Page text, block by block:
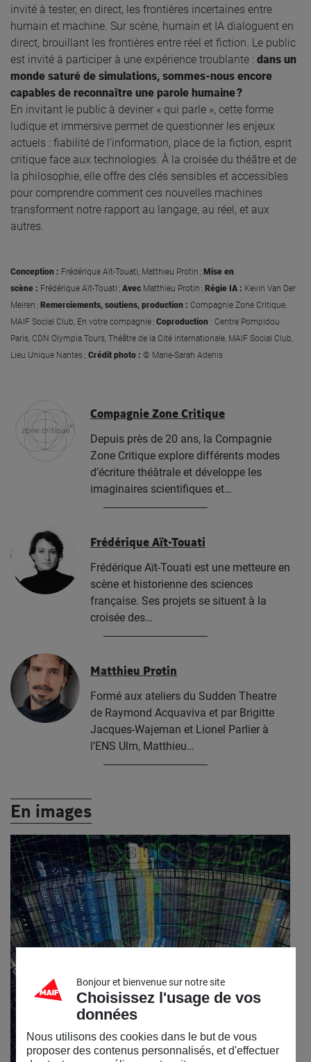
invité à tester, en direct, les frontières incertaines entre
humain et machine. Sur scène, humain et IA dialoguent en
direct, brouillant les frontières entre réel et fiction. Le public
est invité à participer à une expérience troublante : dans un
monde saturé de simulations, sommes-nous encore
capables de reconnaître une parole humaine ?
En invitant le public à deviner « qui parle », cette forme
ludique et immersive permet de questionner les enjeux
actuels : fiabilité de l’information, place de la fiction, esprit
critique face aux technologies. À la croisée du théâtre et de
la philosophie, elle offre des clés sensibles et accessibles
pour comprendre comment ces nouvelles machines
transforment notre rapport au langage, au réel, et aux
autres.
Conception : Frédérique Aït-Touati, Matthieu Protin ; Mise en
scène : Frédérique Aït-Touati ; Avec Matthieu Protin ; Régie IA : Kevin Van Der
Meiren ; Remerciements, soutiens, production : Compagnie Zone Critique,
MAIF Social Club, En votre compagnie ; Coproduction : Centre Pompidou
Paris, CDN Olympia Tours, Théâtre de la Cité internationale, MAIF Social Club,
Lieu Unique Nantes ; Crédit photo : © Marie-Sarah Adenis
Compagnie Zone Critique
Depuis près de 20 ans, la Compagnie
Zone Critique explore différents modes
d’écriture théâtrale et développe les
imaginaires scientifiques et…
Frédérique Aït-Touati
Frédérique Aït-Touati est une metteure en
scène et historienne des sciences
française. Ses projets se situent à la
croisée des…
Matthieu Protin
Formé aux ateliers du Sudden Theatre
de Raymond Acquaviva et par Brigitte
Jacques-Wajeman et Lionel Parlier à
l’ENS Ulm, Matthieu…
En images
Bonjour et bienvenue sur notre site
Choisissez l'usage de vos
données
Nous utilisons des cookies dans le but de vous
proposer des contenus personnalisés, et d'effectuer